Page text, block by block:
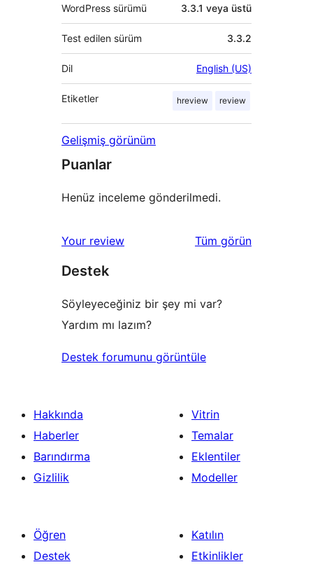
WordPress sürümü 3.3.1 veya üstü
Test edilen sürüm 3.3.2
Dil English (US)
Etiketler hreview review
Gelişmiş görünüm
Puanlar
Henüz inceleme gönderilmedi.
Your review Tüm değerlendirmeleri
görün
Destek
Söyleyeceğiniz bir şey mi var?
Yardım mı lazım?
Destek forumunu görüntüle
Hakkında
Haberler
Barındırma
Gizlilik
Vitrin
Temalar
Eklentiler
Modeller
Öğren
Destek
Katılın
Etkinlikler